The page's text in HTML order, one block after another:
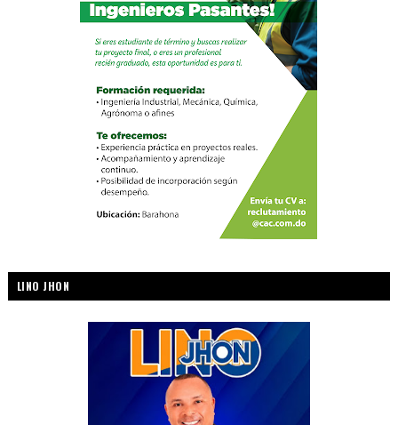
LINO JHON